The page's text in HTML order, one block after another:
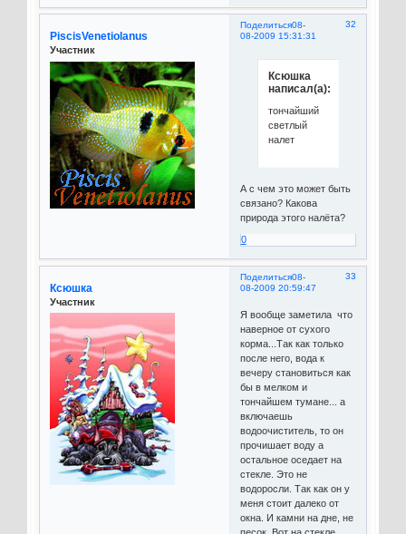
Поделиться 32
08-
08-2009 15:31:31
PiscisVenetiolanus
Участник
Ксюшка
написал(а):
тончайший
светлый
налет
А с чем это может быть
связано? Какова
природа этого налёта?
0
Поделиться 33
08-
08-2009 20:59:47
Ксюшка
Участник
Я вообще заметила что
наверное от сухого
корма...Так как только
после него, вода к
вечеру становиться как
бы в мелком и
тончайшем тумане... а
включаешь
водоочиститель, то он
прочишает воду а
остальное оседает на
стекле. Это не
водоросли. Так как он у
меня стоит далеко от
окна. И камни на дне, не
песок. Вот на стекле